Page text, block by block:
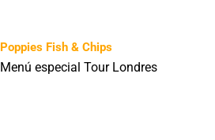
Poppies Fish & Chips
Menú especial Tour Londres